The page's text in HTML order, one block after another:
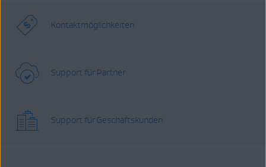
Kontaktmöglichkeiten
Support für Partner
Support für Geschäftskunden